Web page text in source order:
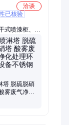
洽谈
已核验
式喷漆柜、活
塔 脱硫脱硝
雾废气净化